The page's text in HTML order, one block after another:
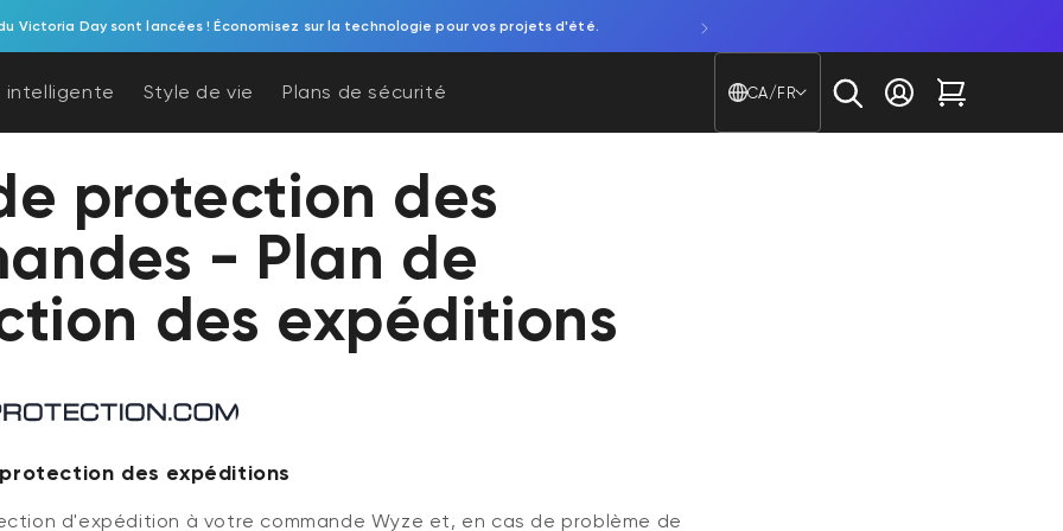
Victoria Day sont lancées ! Économisez sur la technologie pour vos projets d'été. Découvrez notre NOUVELLE caméra de fenêtre.
intelligente Style de vie Plans de sécurité
Pays/région - Langue
CA/FR
Se connecter
Chariot
protection des
- Plan de
des expéditions
des expéditions
d'expédition à votre commande Wyze et, en cas de problème de